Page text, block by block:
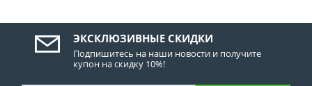
ЭКСКЛЮЗИВНЫЕ СКИДКИ
Подпишитесь на наши новости и получите
купон на скидку 10%!